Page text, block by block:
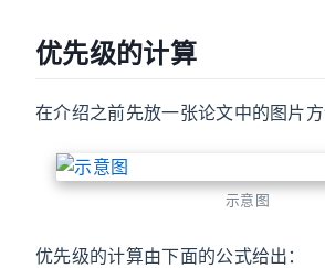
优先级的计算
在介绍之前先放一张论文中的图片方
示意图
优先级的计算由下面的公式给出：